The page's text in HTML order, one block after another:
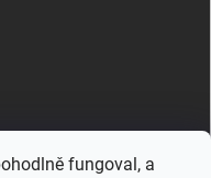
fungoval, a